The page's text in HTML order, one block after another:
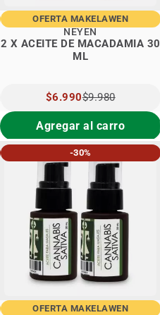
OFERTA MAKELAWEN
2 X ACEITE DE MACADAMIA 30
ML
NEYEN
PRECIO
ESPECIAL
$6.990$9.980
Agregar al carro
-30%
OFERTA MAKELAWEN